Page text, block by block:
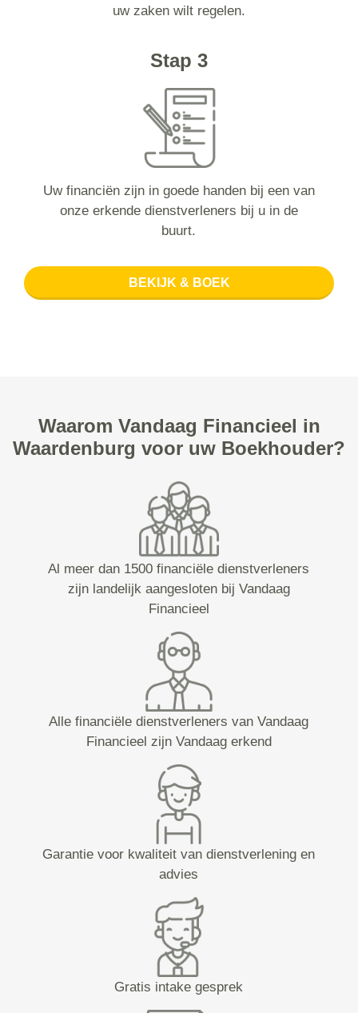
uw zaken wilt regelen.
Stap 3
Uw financiën zijn in goede handen bij een van
onze erkende dienstverleners bij u in de
buurt.
BEKIJK & BOEK
Waarom Vandaag Financieel in
Waardenburg voor uw Boekhouder?
Al meer dan 1500 financiële dienstverleners
zijn landelijk aangesloten bij Vandaag
Financieel
Alle financiële dienstverleners van Vandaag
Financieel zijn Vandaag erkend
Garantie voor kwaliteit van dienstverlening en
advies
Gratis intake gesprek